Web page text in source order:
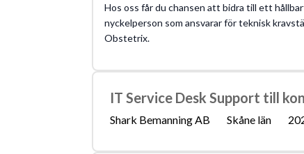
Hos oss får du chansen att bidra till ett
nyckelperson som ansvarar för teknisk
Obstetrix.
IT Service Desk Support till
Shark Bemanning AB Skåne län